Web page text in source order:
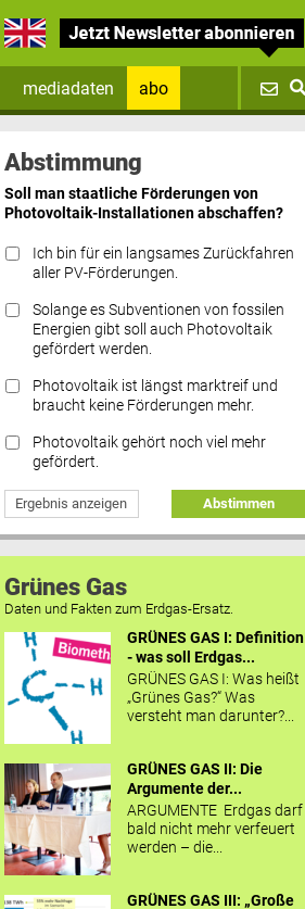
mediadaten
abo
Datenschutz FAQs
Abstimmung
Soll man staatliche Förderungen von
Photovoltaik-Installationen abschaffen?
Ich bin für ein langsames Zurückfahren
aller PV-Förderungen.
Solange es Subventionen von fossilen
Energien gibt soll auch Photovoltaik
gefördert werden.
Photovoltaik ist längst marktreif und
braucht keine Förderungen mehr.
Photovoltaik gehört noch viel mehr
gefördert.
Ergebnis anzeigen Abstimmen
Grünes Gas
Daten und Fakten zum Erdgas-Ersatz.
GRÜNES GAS I: Definition
- was soll Erdgas...
GRÜNES GAS I: Was heißt
„Grünes Gas?“ Was
versteht man darunter?...
GRÜNES GAS II: Die
Argumente der...
ARGUMENTE Erdgas darf
bald nicht mehr verfeuert
werden – die...
GRÜNES GAS III: „Große